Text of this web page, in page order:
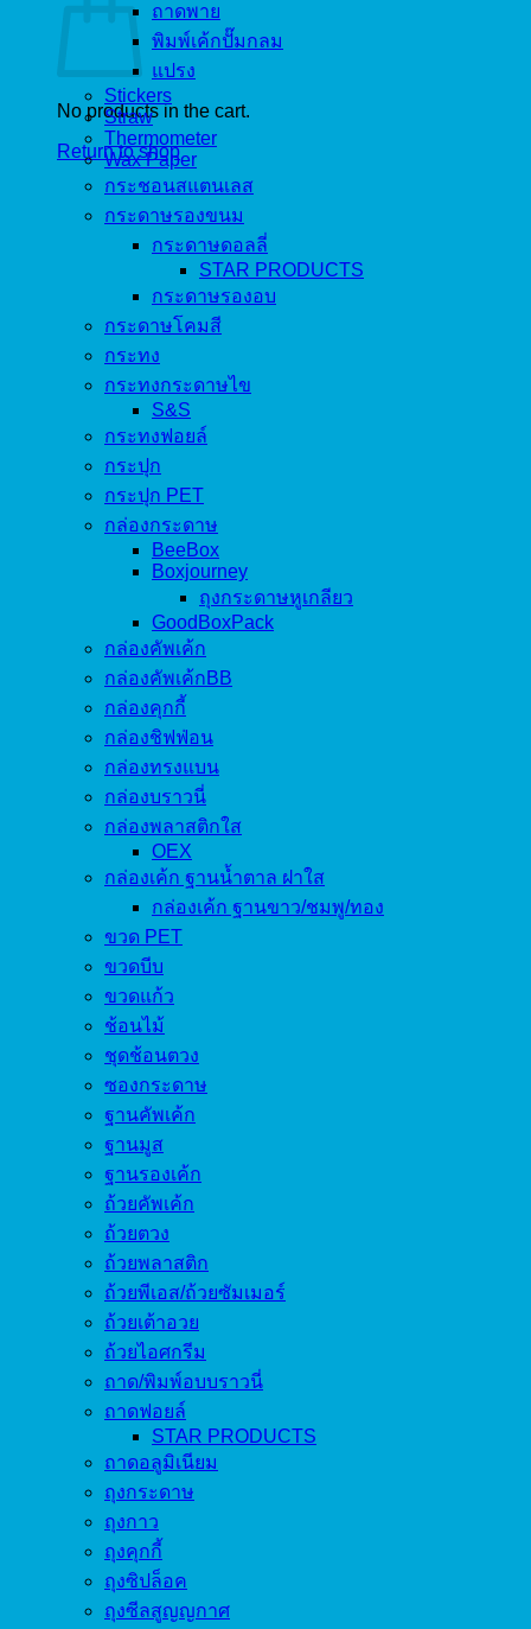
No products in the cart.
Return to shop
ถาดพาย
พิมพ์เค้กปั๊มกลม
แปรง
Stickers
Straw
Thermometer
Wax Paper
กระชอนสแตนเลส
กระดาษรองขนม
กระดาษดอลลี่
STAR PRODUCTS
กระดาษรองอบ
กระดาษโคมสี
กระทง
กระทงกระดาษไข
S&S
กระทงฟอยล์
กระปุก
กระปุก PET
กล่องกระดาษ
BeeBox
Boxjourney
ถุงกระดาษหูเกลียว
GoodBoxPack
กล่องคัพเค้ก
กล่องคัพเค้กBB
กล่องคุกกี้
กล่องชิฟฟ่อน
กล่องทรงแบน
กล่องบราวนี่
กล่องพลาสติกใส
OEX
กล่องเค้ก ฐานน้ำตาล ฝาใส
กล่องเค้ก ฐานขาว/ชมพู/ทอง
ขวด PET
ขวดบีบ
ขวดแก้ว
ช้อนไม้
ชุดช้อนตวง
ซองกระดาษ
ฐานคัพเค้ก
ฐานมูส
ฐานรองเค้ก
ถ้วยคัพเค้ก
ถ้วยตวง
ถ้วยพลาสติก
ถ้วยพีเอส/ถ้วยซัมเมอร์
ถ้วยเต้าอวย
ถ้วยไอศกรีม
ถาด/พิมพ์อบบราวนี่
ถาดฟอยล์
STAR PRODUCTS
ถาดอลูมิเนียม
ถุงกระดาษ
ถุงกาว
ถุงคุกกี้
ถุงซิปล็อค
ถุงซีลสูญญกาศ